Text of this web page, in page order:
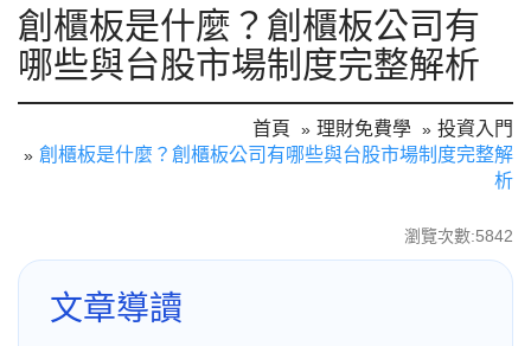
創櫃板是什麼？創櫃板公司有
哪些與台股市場制度完整解析
首頁 理財免費學
投資入門
創櫃板是什麼？創櫃板公司有哪些與台股市場制度完整解
析
瀏覽次數:5842
文章導讀